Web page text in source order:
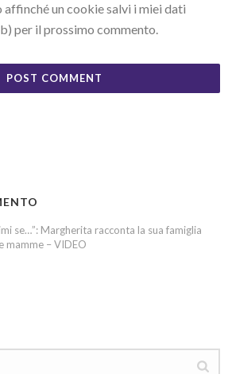
affinché un cookie salvi i miei dati
per il prossimo commento.
se…”: Margherita racconta la sua famiglia
mamme – VIDEO